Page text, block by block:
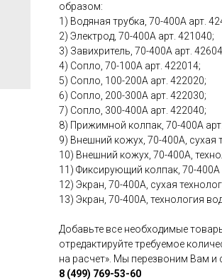
образом:
1) Водяная трубка, 70-400А арт.
2) Электрод, 70-400А арт. 421040;
3) Завихритель, 70-400А арт.
4) Сопло, 70-100А арт. 422014;
5) Сопло, 100-200А арт. 422020;
6) Сопло, 200-300А арт. 422030;
7) Сопло, 300-400А арт. 422040;
8) Прижимной колпак, 70-400А
9) Внешний кожух, 70-400А, сухая
10) Внешний кожух, 70-400А,
11) Фиксирующий колпак, 70-400А
12) Экран, 70-400А, сухая
13) Экран, 70-400А, технология
Добавьте все необходимые
отредактируйте требуемое
на расчет». Мы перезвоним Вам
8 (499) 769-53-60